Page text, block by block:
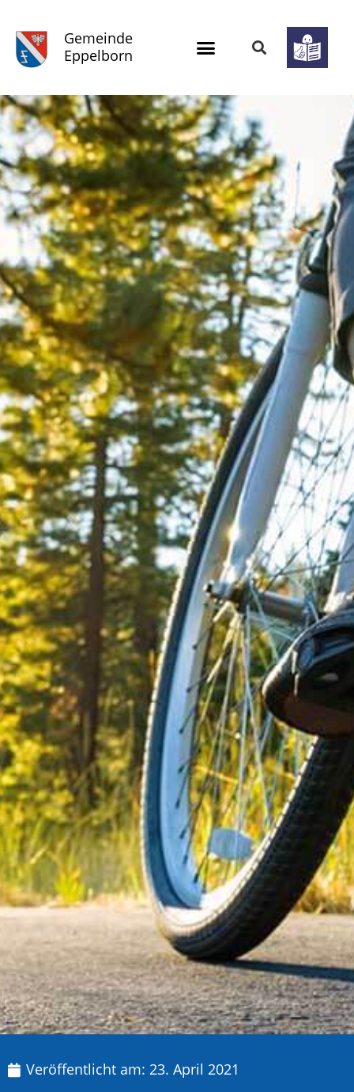
Gemeinde
Eppelborn
Veröffentlicht am: 23. April 2021